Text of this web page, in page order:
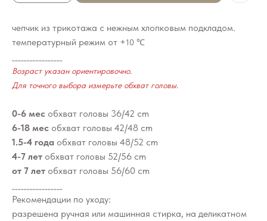
чепчик из трикотажа с нежным хлопковым подкладом.
температурный режим от +10 ℃
Возраст указан ориентировочно.
Для точного выбора измерьте обхват головы.
0-6 мес обхват головы 36/42 cm
6-18 мес обхват головы 42/48 cm
1.5-4 года обхват головы 48/52 cm
4-7 лет обхват головы 52/56 cm
от 7 лет обхват головы 56/60 cm
Рекомендации по уходу:
разрешена ручная или машинная стирка, на деликатном